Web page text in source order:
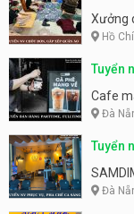
Xưởng
Hồ
Tuyển
Cafe
Đà
Tuyển
Đà